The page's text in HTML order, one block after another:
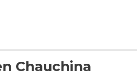
Chauchina